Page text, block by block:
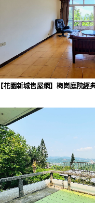
【花園新城售屋網】梅崗庭院經